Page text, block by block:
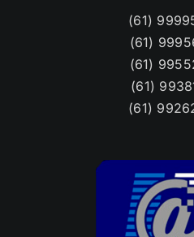
(61)
(61)
(61)
(61)
(61)